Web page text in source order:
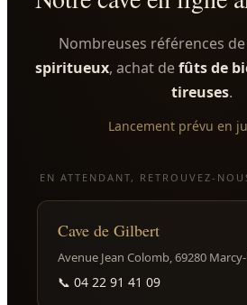
Nombreuses références de
spiritueux, achat defûts de
tireuses.
Lancement prévu en
EN ATTENDANT, RETROUVEZ-
Cave de Gilbert
Avenue Jean Colomb, 69280 Marcy-
📞 04 22 91 41 09